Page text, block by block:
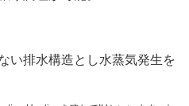
い排水構造とし水蒸気発生を